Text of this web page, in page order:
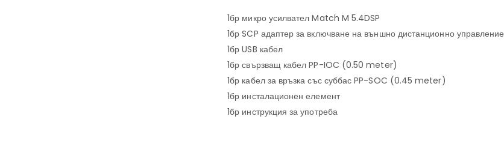
1бр микро усилвател Match M 5.4DSP
1бр SCP адаптер за включване на външно дистанционно управление
1бр USB кабел
1бр свързващ кабел PP-IOC (0.50 meter)
1бр кабел за връзка със суббас PP-SOC (0.45 meter)
1бр инсталационен елемент
1бр инструкция за употреба